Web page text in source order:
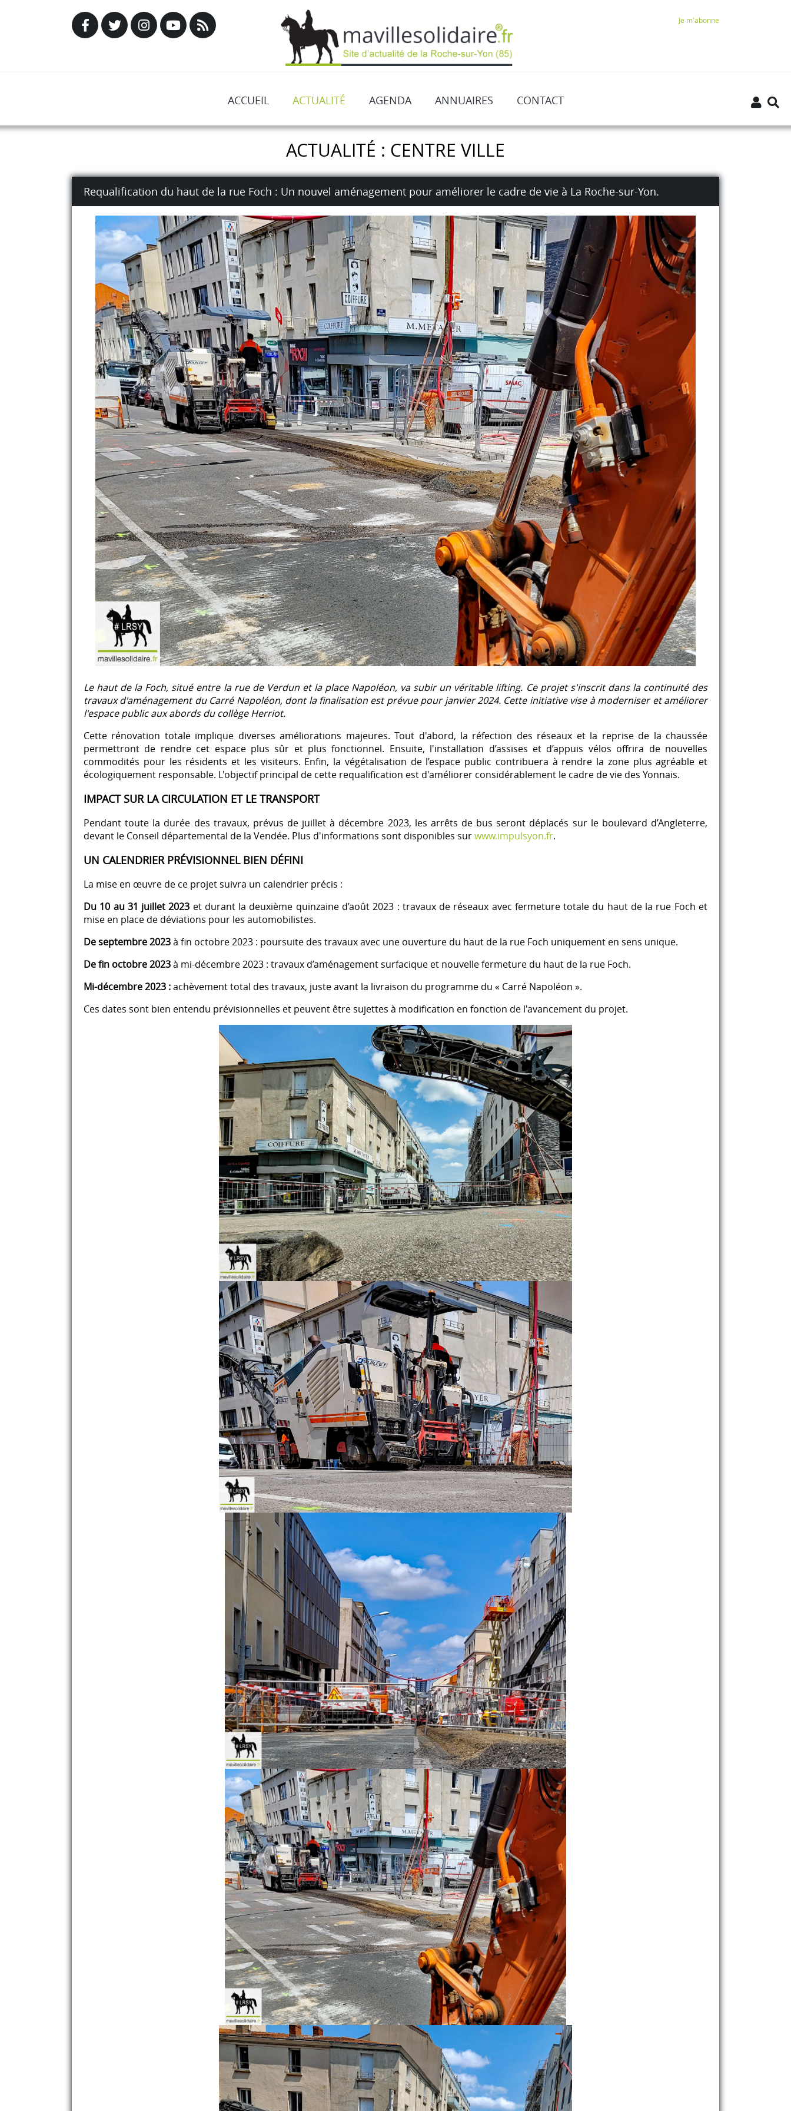
Je m'abonne
ACCUEIL ACTUALITÉ AGENDA ANNUAIRES CONTACT
ACTUALITÉ : CENTRE VILLE
Requalification du haut de la rue Foch : Un nouvel aménagement pour améliorer le cadre de vie à La Roche-sur-Yon.
Le haut de la Foch, situé entre la rue de Verdun et la place Napoléon, va subir un véritable lifting. Ce projet s'inscrit dans la continuité des
travaux d'aménagement du Carré Napoléon, dont la finalisation est prévue pour janvier 2024. Cette initiative vise à moderniser et améliorer
l'espace public aux abords du collège Herriot.
Cette rénovation totale implique diverses améliorations majeures. Tout d'abord, la réfection des réseaux et la reprise de la chaussée
permettront de rendre cet espace plus sûr et plus fonctionnel. Ensuite, l'installation d’assises et d’appuis vélos offrira de nouvelles
commodités pour les résidents et les visiteurs. Enfin, la végétalisation de l’espace public contribuera à rendre la zone plus agréable et
écologiquement responsable. L'objectif principal de cette requalification est d'améliorer considérablement le cadre de vie des Yonnais.
IMPACT SUR LA CIRCULATION ET LE TRANSPORT
Pendant toute la durée des travaux, prévus de juillet à décembre 2023, les arrêts de bus seront déplacés sur le boulevard d’Angleterre,
devant le Conseil départemental de la Vendée. Plus d'informations sont disponibles surwww.impulsyon.fr.
UN CALENDRIER PRÉVISIONNEL BIEN DÉFINI
La mise en œuvre de ce projet suivra un calendrier précis :
Du 10 au 31 juillet 2023 et durant la deuxième quinzaine d’août 2023 : travaux de réseaux avec fermeture totale du haut de la rue Foch et
mise en place de déviations pour les automobilistes.
De septembre 2023à fin octobre 2023 : poursuite des travaux avec une ouverture du haut de la rue Foch uniquement en sens unique.
De fin octobre 2023à mi-décembre 2023 : travaux d’aménagement surfacique et nouvelle fermeture du haut de la rue Foch.
Mi-décembre 2023 :achèvement total des travaux, juste avant la livraison du programme du « Carré Napoléon ».
Ces dates sont bien entendu prévisionnelles et peuvent être sujettes à modification en fonction de l'avancement du projet.